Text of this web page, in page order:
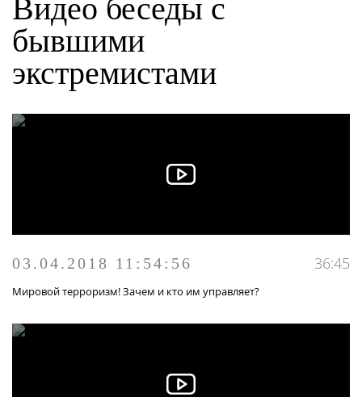
МУЛЬТИМЕДИА
ПУБЛИКАЦИИ
ОНЛАЙН - СЕРВИСЫ
Видео беседы с
бывшими
экстремистами
03.04.2018 11:54:56 36:45
Мировой терроризм! Зачем и кто им управляет?